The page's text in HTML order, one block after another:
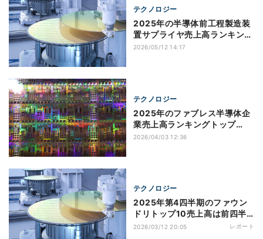
テクノロジー
2025年の半導体前工程製造装
置サプライヤ売上高ランキング
トップ15、日本勢は8社がラン
2026/05/12 14:17
テクノロジー
2025年のファブレス半導体企
業売上高ランキングトップ
10、TrendForce調べ
2026/04/03 12:36
テクノロジー
2025年第4四半期のファウン
ドリトップ10売上高は前四半
期比2.6％増、AI需要がけん
2026/03/12 20:05 レポート